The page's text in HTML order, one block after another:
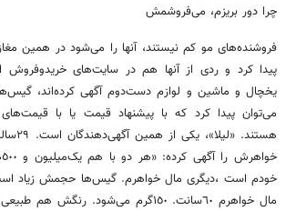
چرا دور بریزم، می‌فروشمش
فروشنده‌های مو کم نیستند، آنها را می‌شود در همین
پیدا کرد و ردی از آنها هم در سایت‌های خریدوفروش
یخچال و ماشین و لوازم دست‌دوم آگهی کرده‌اند،
می‌توان پیدا کرد که با پیشنهاد قیمت یا با
هستند.
مال خواهرم ٦٠سانت. ١٥٠گرم می‌شود.